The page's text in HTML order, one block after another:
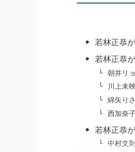
若林正恭
若林正恭
朝井リ
川上未
綿矢り
西加奈
若林正恭
中村文